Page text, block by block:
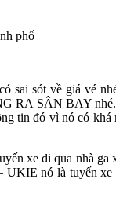
sai sót về giá vé
RA SÂN BAY
tin đó vì nó có
xe đi qua nhà
nó là tuyến xe